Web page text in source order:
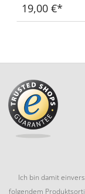
19,00 €
Ich bin damit
folgendem